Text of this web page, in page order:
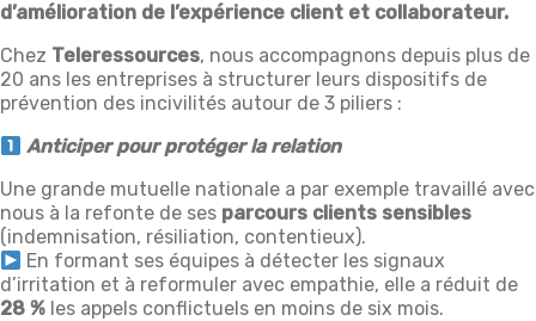
d’amélioration de l’expérience client et collaborateur.
Chez Teleressources, nous accompagnons depuis plus de
20 ans les entreprises à structurer leurs dispositifs de
prévention des incivilités autour de 3 piliers :
Anticiper pour protéger la relation
Une grande mutuelle nationale a par exemple travaillé avec
nous à la refonte de ses parcours clients sensibles
(indemnisation, résiliation, contentieux).
En formant ses équipes à détecter les signaux
d’irritation et à reformuler avec empathie, elle a réduit de
28 % les appels conflictuels en moins de six mois.